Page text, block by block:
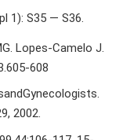
1): S35 — S36.
Lopes-Camelo J.
608
2002.